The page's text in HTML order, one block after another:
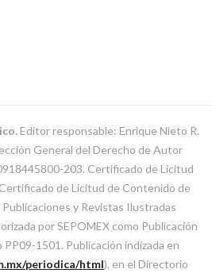
Editor responsable: Enrique Nieto R.
General del Derecho de Autor
203. Certificado de Licitud
de Licitud de Contenido de
y Revistas Ilustradas
por SEPOMEX como Publicación
1501. Publicación indizada en
periodica/html), en el Directorio